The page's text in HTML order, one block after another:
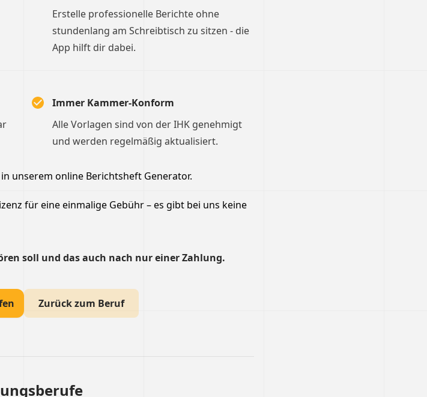
Erstelle professionelle Berichte ohne
stundenlang am Schreibtisch zu sitzen - die
App hilft dir dabei.
Immer Kammer-Konform
Alle Vorlagen sind von der IHK genehmigt
und werden regelmäßig aktualisiert.
unserem online Berichtsheft Generator.
für eine einmalige Gebühr – es gibt bei uns keine
soll und das auch nach nur einer Zahlung.
Zurück zum Beruf